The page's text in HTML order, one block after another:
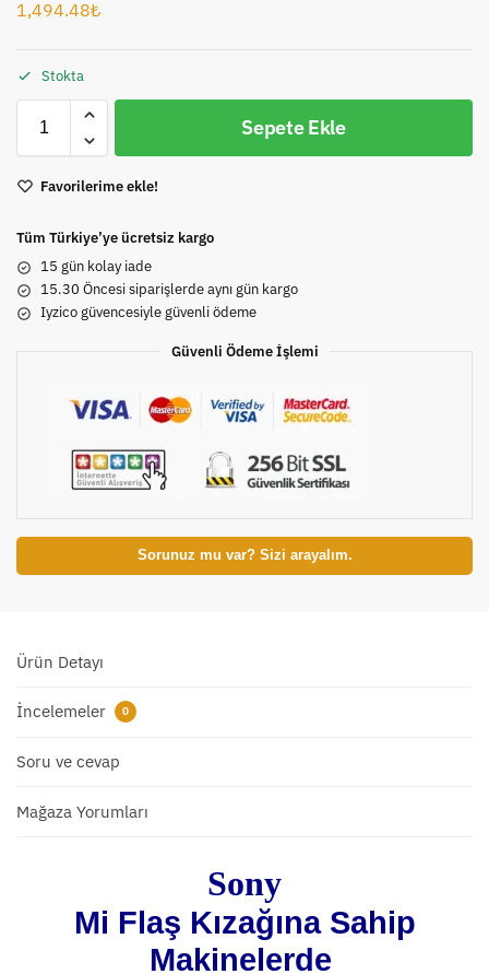
1,494.48₺
Stokta
Sepete Ekle
Favorilerime ekle!
Tüm Türkiye’ye ücretsiz kargo
15 gün kolay iade
15.30 Öncesi siparişlerde aynı gün kargo
Iyzico güvencesiyle güvenli ödeme
Güvenli Ödeme İşlemi
Sorunuz mu var? Sizi arayalım.
Ürün Detayı
İncelemeler 0
Soru ve cevap
Mağaza Yorumları
Sony
Mi Flaş Kızağına Sahip
Makinelerde